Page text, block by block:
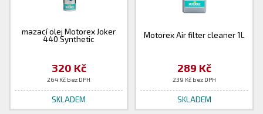
mazací olej Motorex Joker
440 Synthetic
320 Kč
264 Kč bez DPH
SKLADEM
Motorex Air filter cleaner 1L
289 Kč
239 Kč bez DPH
SKLADEM